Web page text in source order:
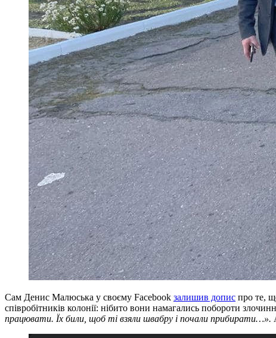
Сам Денис Малюська у своєму Facebook залишив допис про те,
співробітників колонії: нібито вони намагались побороти
працювати. Їх били, щоб ті взяли швабру і почали прибирати…».